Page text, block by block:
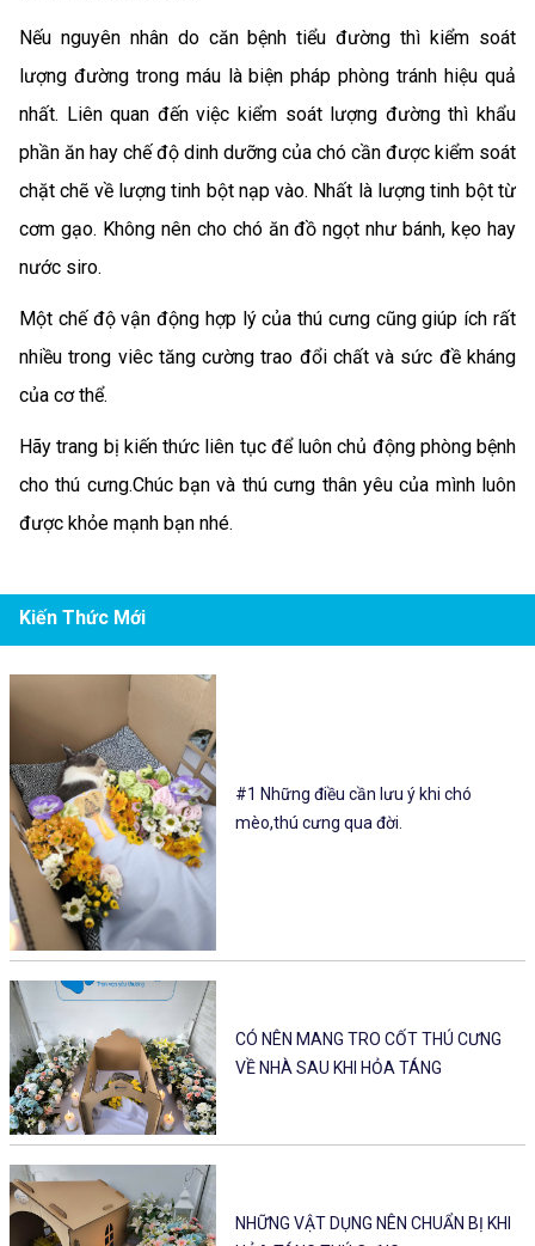
Nếu nguyên nhân do căn bệnh tiểu đường thì kiểm soát
lượng đường trong máu là biện pháp phòng tránh hiệu quả
nhất. Liên quan đến việc kiểm soát lượng đường thì khẩu
phần ăn hay chế độ dinh dưỡng của chó cần được kiểm soát
chặt chẽ về lượng tinh bột nạp vào. Nhất là lượng tinh bột từ
cơm gạo. Không nên cho chó ăn đồ ngọt như bánh, kẹo hay
nước siro.
Một chế độ vận động hợp lý của thú cưng cũng giúp ích rất
nhiều trong viêc tăng cường trao đổi chất và sức đề kháng
của cơ thể.
Hãy trang bị kiến thức liên tục để luôn chủ động phòng bệnh
cho thú cưng.Chúc bạn và thú cưng thân yêu của mình luôn
được khỏe mạnh bạn nhé.
Kiến Thức Mới
#1 Những điều cần lưu ý khi chó
mèo,thú cưng qua đời.
CÓ NÊN MANG TRO CỐT THÚ CƯNG
VỀ NHÀ SAU KHI HỎA TÁNG
NHỮNG VẬT DỤNG NÊN CHUẨN BỊ KHI